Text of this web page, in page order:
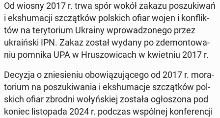
Od wiosny 2017 r. trwa spór wokół zakazu po­szu­ki­wań
i eks­hu­ma­cji szcząt­ków pol­skich ofiar wojen i kon­flik­
tów na te­ry­to­rium Ukrainy wpro­wa­dzo­ne­go przez
ukra­iń­ski IPN. Zakaz został wydany po zde­mon­to­wa­
niu pomnika UPA w Hru­szo­wi­cach w kwiet­niu 2017 r.
Decyzja o znie­sie­niu obo­wią­zu­ją­ce­go od 2017 r. mo­ra­
to­rium na po­szu­ki­wa­nia i eks­hu­ma­cje szcząt­ków pol­
skich ofiar zbrodni wo­łyń­skiej została ogło­szo­na pod
koniec li­sto­pa­da 2024 r. podczas wspól­nej kon­fe­ren­cji